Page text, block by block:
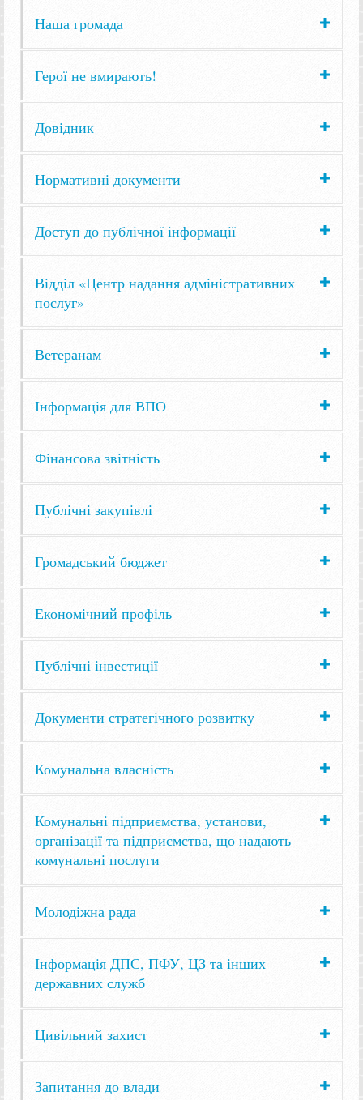
Наша громада
Герої не вмирають!
Довідник
Нормативні документи
Доступ до публічної інформації
Відділ «Центр надання адміністративних
послуг»
Ветеранам
Інформація для ВПО
Фінансова звітність
Публічні закупівлі
Громадський бюджет
Економічний профіль
Публічні інвестиції
Документи стратегічного розвитку
Комунальна власність
Комунальні підприємства, установи,
організації та підприємства, що надають
комунальні послуги
Молодіжна рада
Інформація ДПС, ПФУ, ЦЗ та інших
державних служб
Цивільний захист
Запитання до влади